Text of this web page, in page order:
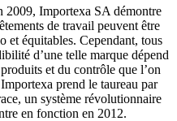
2009, Importexa SA démontre
de travail peuvent être
et équitables. Cependant, tous
d’une telle marque dépend
et du contrôle que l’on
prend le taureau par
un système révolutionnaire
en fonction en 2012.